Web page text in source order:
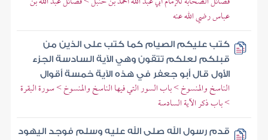
عباس رضي الله عنه
كتب عليكم الصيام كما كتب على الذين من
قبلكم لعلكم تتقون وهي الآية السادسة الجزء
الأول قال أبو جعفر في هذه الآية خمسة أقوال
الناسخ والمنسوخ > باب السور التي فيها الناسخ والمنسوخ > سورة البقرة
> باب ذكر الآية السادسة
قدم رسول الله صلى الله عليه وسلم فوجد اليهود